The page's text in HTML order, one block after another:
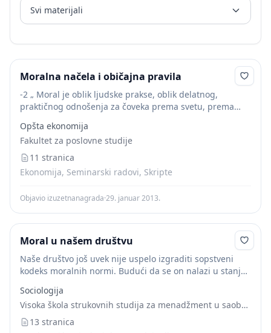
Svi materijali
Moralna načela i običajna pravila
-2 „ Moral je oblik ljudske prakse, oblik delatnog,
praktičnog odnošenja za čoveka prema svetu, prema
od klasa koje vladaju u...
Opšta ekonomija
Fakultet za poslovne studije
11 stranica
Ekonomija, Seminarski radovi, Skripte
Objavio izuzetnanagrada·29. januar 2013.
Moral u našem društvu
Naše društvo još uvek nije uspelo izgraditi sopstveni
kodeks moralnih normi. Budući da se on nalazi u stanju
moral društva transformiše. Može...
Sociologija
Visoka škola strukovnih studija za menadžment u saobraćaju
13 stranica